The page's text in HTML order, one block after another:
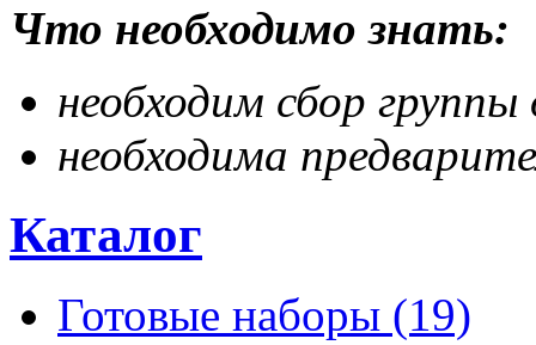
Что необходимо знать:
необходим сбор
необходима
Каталог
Готовые наборы (19)